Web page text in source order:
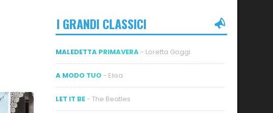
I GRANDI CLASSICI
MALEDETTA PRIMAVERA - Loretta Goggi
A MODO TUO - Elisa
LET IT BE - The Beatles